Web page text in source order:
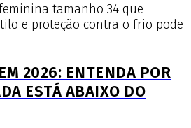
tamanho 34 que
e proteção contra o frio pode
2026: ENTENDA POR
ESTÁ ABAIXO DO